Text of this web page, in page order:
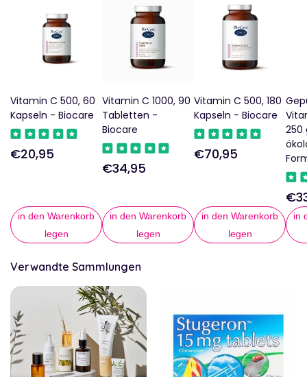
Vitamin C 500, 60
Kapseln - Biocare
Regulärer
€20,95
in den Warenkorb
legen
Vitamin C 1000, 90
Tabletten -
Biocare
Regulärer
€34,95
in den Warenkorb
legen
Vitamin C 500, 180
Kapseln - Biocare
Regulärer
€70,95
in den Warenkorb
legen
250
in
Verwandte Sammlungen